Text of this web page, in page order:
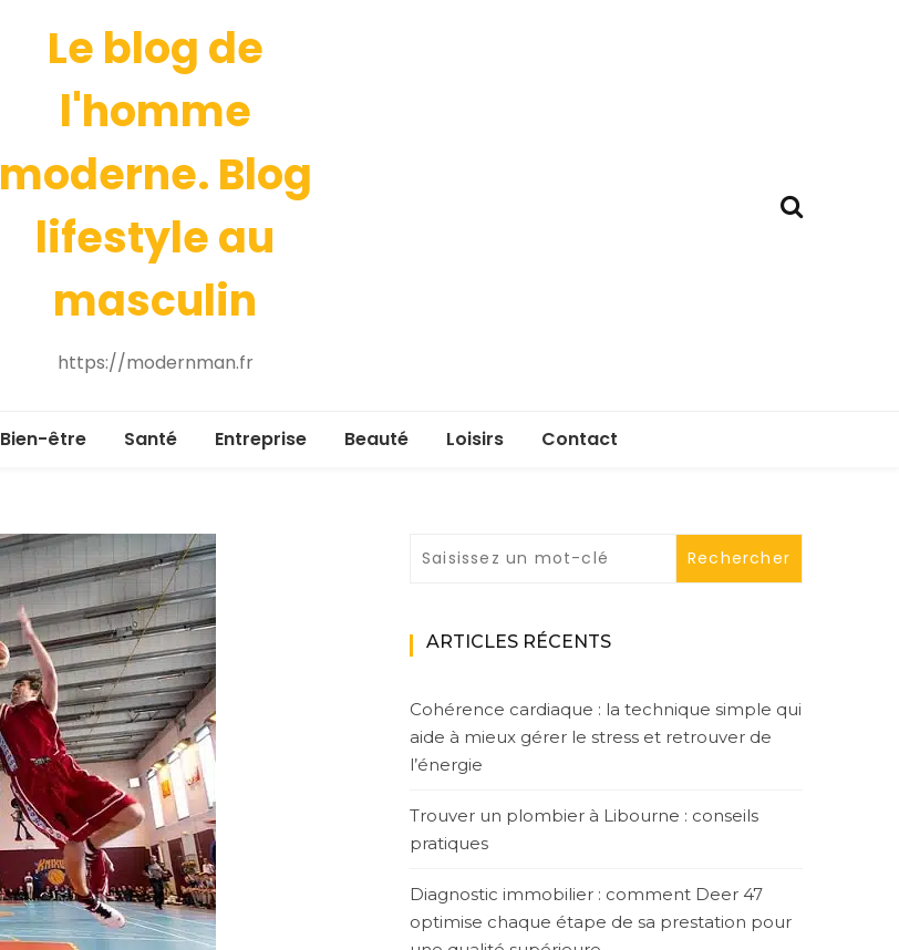
Le blog de
l'homme
moderne. Blog
lifestyle au
masculin
https://modernman.fr
Bien-être Santé Entreprise Beauté Loisirs Contact
ARTICLES RÉCENTS
Cohérence cardiaque : la technique simple qui
aide à mieux gérer le stress et retrouver de
l’énergie
Trouver un plombier à Libourne : conseils
pratiques
Diagnostic immobilier : comment Deer 47
optimise chaque étape de sa prestation pour